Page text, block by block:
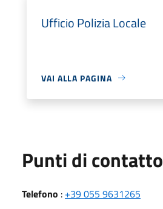
Ufficio Polizia Locale
VAI ALLA PAGINA
Punti di contatto
Telefono : +39 055 9631265